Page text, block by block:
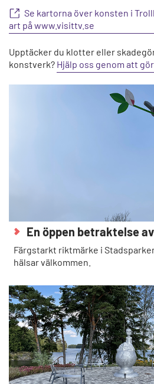
Se kartorna över konsten i
art på www.visittv.se
Upptäcker du klotter eller
konstverk? Hjälp oss genom att
En öppen betraktelse
Färgstarkt riktmärke i
hälsar välkommen.